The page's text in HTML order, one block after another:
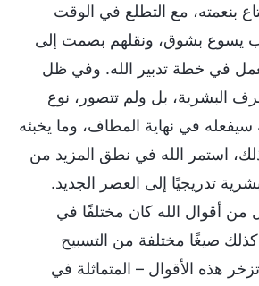
بنعمته، مع التطلع في الوقت
يسوع بشوق، ونقلهم بصمت إلى
في خطة تدبير الله. وفي ظل
البشرية، بل ولم تتصور، نوع
سيفعله في نهاية المطاف، وما يخبئه
استمر الله في نطق المزيد من
تدريجيًا إلى العصر الجديد.
أقوال الله كان مختلفًا في
صيغًا مختلفة من التسبيح
هذه الأقوال – المتماثلة في